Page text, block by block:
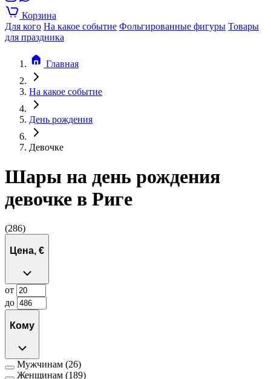
Корзина
Для кого На какое событие Фольгированные фигуры Товары
для праздника
Главная
На какое событие
День рождения
Девочке
Шары на день рождения
девочке в Риге
(286)
Цена, €
от
до
Кому
Мужчинам (26)
Женщинам (189)